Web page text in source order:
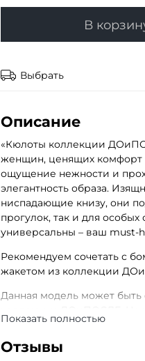
В
Выбрать
Описание
«Кюлоты коллекции
женщин, ценящих комфорт
ощущение нежности и
элегантность образа.
ниспадающие книзу, они
прогулок, так и для
универсальны – ваш must-
Рекомендуем сочетать с
жакетом из коллекции
Данная модель может
предзаказв несколько
размер и указав в
классический черный,
Показать полностью
Отзывы